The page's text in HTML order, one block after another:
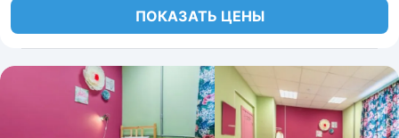
ПОКАЗАТЬ ЦЕНЫ